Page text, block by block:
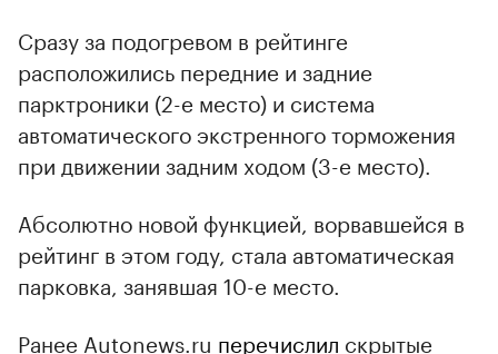
Сразу за подогревом в рейтинге
расположились передние и задние
парктроники (2-е место) и система
автоматического экстренного торможения
при движении задним ходом (3-е место).
Абсолютно новой функцией, ворвавшейся в
рейтинг в этом году, стала автоматическая
парковка, занявшая 10-е место.
Ранее Autonews.ru перечислил скрытые